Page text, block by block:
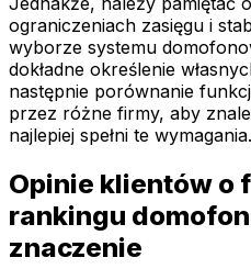
ograniczeniach zasięgu i
wyborze systemu
dokładne określenie
następnie porównanie
przez różne firmy, aby
najlepiej spełni te wymagania.
Opinie klientów o
rankingu
znaczenie